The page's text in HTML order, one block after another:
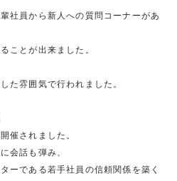
社員から新人への質問コーナーがあ
ことが出来ました。
た雰囲気で行われました。
催されました。
会話も弾み、
ーである若手社員の信頼関係を築く